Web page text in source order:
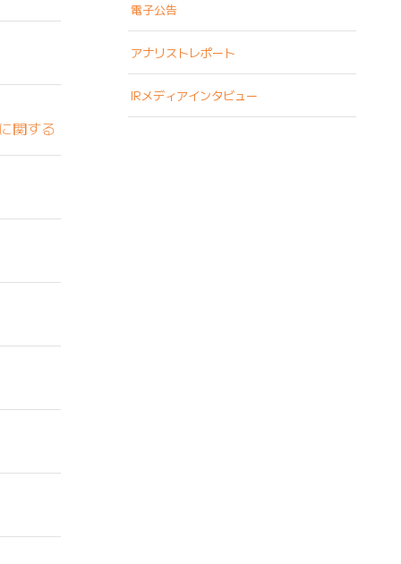
関する
電子公告
アナリストレポート
IRメディアインタビュー